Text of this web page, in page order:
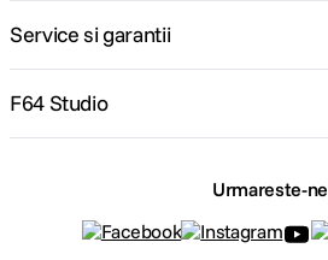
Service si garantii
F64 Studio
Urmareste-ne